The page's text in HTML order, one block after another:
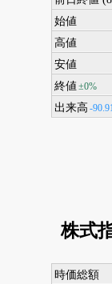
始値
高値
安値
終値 ±0%
出来高 -
株式
時価総額